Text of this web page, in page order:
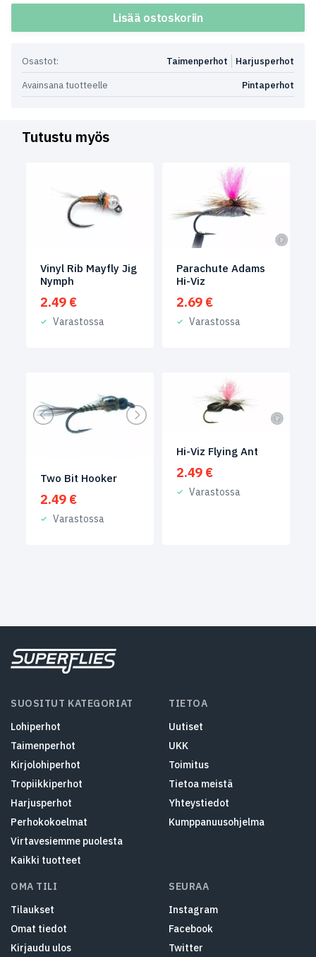
Lisää ostoskoriin
Osastot: Harjusperhot
Taimenperhot
Avainsana tuotteelle
Pintaperhot
Tutustu myös
Vinyl Rib Mayfly Jig
Nymph
2.49 €
Varastossa
Parachute Adams
Hi-Viz
2.69 €
Varastossa
Two Bit Hooker
2.49 €
Varastossa
Hi-Viz Flying Ant
2.49 €
Varastossa
SUOSITUT KATEGORIAT
Lohiperhot
Taimenperhot
Kirjolohiperhot
Tropiikkiperhot
Harjusperhot
Perhokokoelmat
Virtavesiemme puolesta
Kaikki tuotteet
TIETOA
Uutiset
UKK
Toimitus
Tietoa meistä
Yhteystiedot
Kumppanuusohjelma
OMA TILI
Tilaukset
Omat tiedot
Kirjaudu ulos
SEURAA
Instagram
Facebook
Twitter